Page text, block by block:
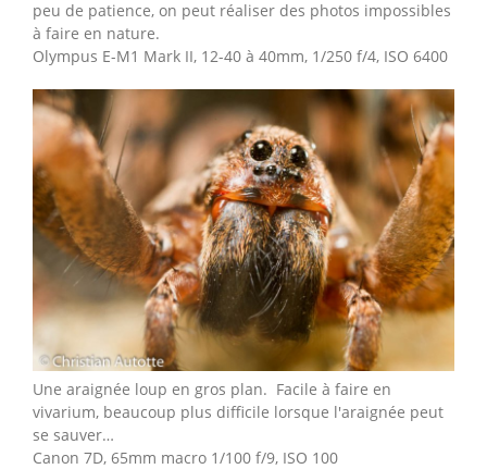
peu de patience, on peut réaliser des photos impossibles
à faire en nature.
Olympus E-M1 Mark II, 12-40 à 40mm, 1/250 f/4, ISO 6400
Une araignée loup en gros plan. Facile à faire en
vivarium, beaucoup plus difficile lorsque l'araignée peut
se sauver…
Canon 7D, 65mm macro 1/100 f/9, ISO 100